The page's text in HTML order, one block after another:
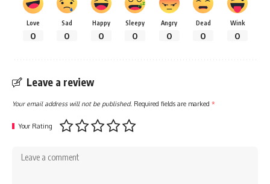
Love
0
Sad
0
Happy
0
Sleepy
0
Angry
0
Dead
0
Wink
0
Leave a review
Your email address will not be published. Required fields are marked *
Your Rating